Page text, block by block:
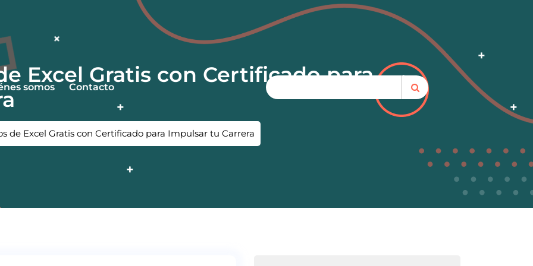
somos Contacto
Excel Gratis con Certificado para
de Excel Gratis con Certificado para Impulsar tu Carrera